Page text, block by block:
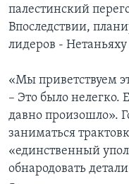
палестинский
Впоследствии,
лидеров -
«Мы приветствуем
– Это было нелегко.
давно произошло».
заниматься
«единственный
обнародовать